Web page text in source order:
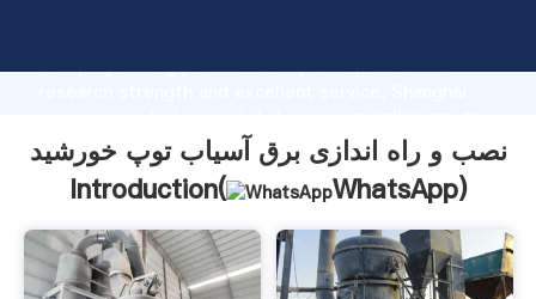
Grasping strong production capability, advanced
the value and bring values to all of customers.
نصب و راه اندازی برق آسیاب توپ خورشید
Introduction(
WhatsApp)